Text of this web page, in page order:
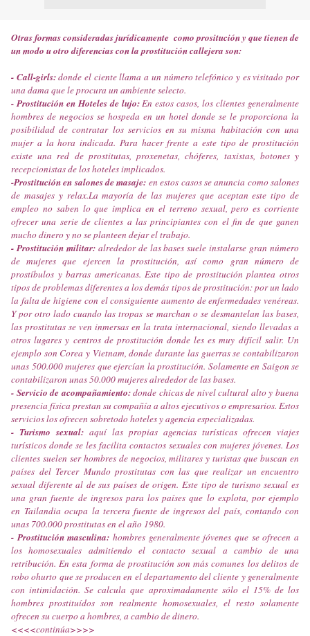
Otras formas consideradas jurídicamente como prositución y que tienen de
un modo u otro diferencias con la prostitución callejera son:
- Call-girls:donde el ciente llama a un número telefónico y es visitado por
una dama que le procura un ambiente selecto.
- Prostitución en Hoteles de lujo:En estos casos, los clientes generalmente
hombres de negocios se hospeda en un hotel donde se le proporciona la
posibilidad de contratar los servicios en su misma habitación con una
mujer a la hora indicada. Para hacer frente a este tipo de prostitución
existe una red de prostitutas, proxenetas, chóferes, taxistas, botones y
recepcionistas de los hoteles implicados.
-Prostitución en salones de masaje: en estos casos se anuncia como salones
de masajes y relax.La mayoría de las mujeres que aceptan este tipo de
empleo no saben lo que implica en el terreno sexual, pero es corriente
ofrecer una serie de clientes a las principiantes con el fin de que ganen
mucho dinero y no se planteen dejar el trabajo.
- Prostitución militar:alrededor de las bases suele instalarse gran número
de mujeres que ejercen la prostitución, así como gran número de
prostíbulos y barras americanas. Este tipo de prostitución plantea otros
tipos de problemas diferentes a los demás tipos de prostitución: por un lado
la falta de higiene con el consiguiente aumento de enfermedades venéreas.
Y por otro lado cuando las tropas se marchan o se desmantelan las bases,
las prostitutas se ven inmersas en la trata internacional, siendo llevadas a
otros lugares y centros de prostitución donde les es muy difícil salir. Un
ejemplo son Corea y Vietnam, donde durante las guerras se contabilizaron
unas 500.000 mujeres que ejercían la prostitución. Solamente en Saigon se
contabilizaron unas 50.000 mujeres alrededor de las bases.
- Servicio de acompañamiento:donde chicas de nivel cultural alto y buena
presencia física prestan su compañía a altos ejecutivos o empresarios. Estos
servicios los ofrecen sobretodo hoteles y agencia especializadas.
- Turismo sexual: aquí las propias agencias turísticas ofrecen viajes
turísticos donde se les facilita contactos sexuales con mujeres jóvenes. Los
clientes suelen ser hombres de negocios, militares y turistas que buscan en
países del Tercer Mundo prostitutas con las que realizar un encuentro
sexual diferente al de sus países de origen. Este tipo de turismo sexual es
una gran fuente de ingresos para los países que lo explota, por ejemplo
en Tailandia ocupa la tercera fuente de ingresos del país, contando con
unas 700.000 prostitutas en el año 1980.
- Prostitución masculina: hombres generalmente jóvenes que se ofrecen a
los homosexuales admitiendo el contacto sexual a cambio de una
retribución. En esta forma de prostitución son más comunes los delitos de
robo ohurto que se producen en el departamento del cliente y generalmente
con intimidación. Se calcula que aproximadamente sólo el 15% de los
hombres prostituídos son realmente homosexuales, el resto solamente
ofrecen su cuerpo a hombres, a cambio de dinero.
<<<<continúa>>>>